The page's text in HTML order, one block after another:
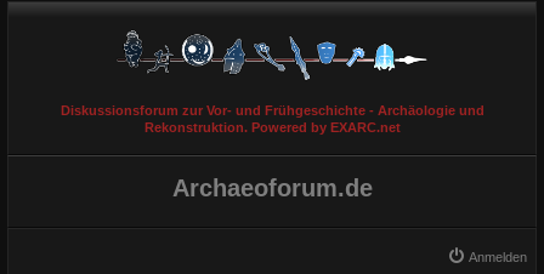
Diskussionsforum zur Vor- und Frühgeschichte - Archäologie und
Rekonstruktion. Powered by EXARC.net
Archaeoforum.de
Anmelden